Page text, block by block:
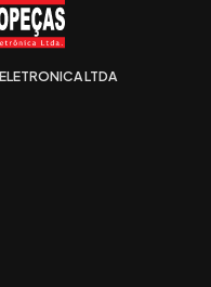
LTDA